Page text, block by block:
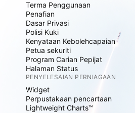
Terma Penggunaan
Penafian
Dasar Privasi
Polisi Kuki
Kenyataan Kebolehcapaian
Petua sekuriti
Program Carian Pepijat
Halaman Status
PENYELESAIAN PERNIAGAAN
Widget
Perpustakaan pencartaan
Lightweight Charts™